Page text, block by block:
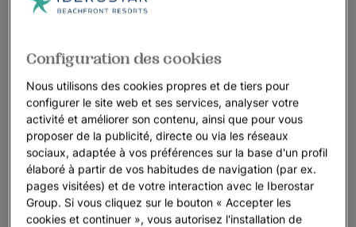
Configuration des cookies
Nous utilisons des cookies propres et de tiers pour
configurer le site web et ses services, analyser votre
activité et améliorer son contenu, ainsi que pour vous
proposer de la publicité, directe ou via les réseaux
sociaux, adaptée à vos préférences sur la base d'un profil
élaboré à partir de vos habitudes de navigation (par ex.
pages visitées) et de votre interaction avec le Iberostar
Group. Si vous cliquez sur le bouton « Accepter les
cookies et continuer », vous autorisez l'installation de